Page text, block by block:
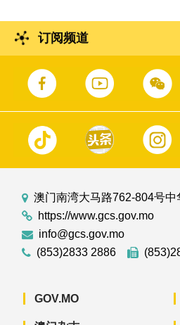
订阅频道
澳门南湾大马路762-804号中
https://www.gcs.gov.mo
info@gcs.gov.mo
(853)2833 2886
GOV.MO